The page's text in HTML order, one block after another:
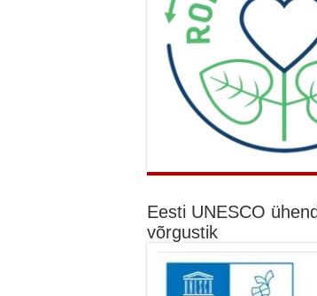
Eesti UNESCO
võrgustik